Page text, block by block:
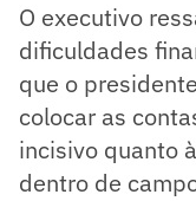
O executivo
dificuldades
que o
colocar as
incisivo quanto
dentro de